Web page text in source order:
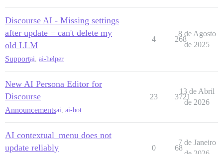
Discourse AI - Missing settings
after update = can't delete my
old LLM
Supportai, ai-helper
4 268
8 de Agosto
de 2025
New AI Persona Editor for
Discourse
Announcementsai, ai-bot
23 3721
13 de Abril
de 2026
AI contextual_menu does not
update reliably
0 68
7 de Janeiro